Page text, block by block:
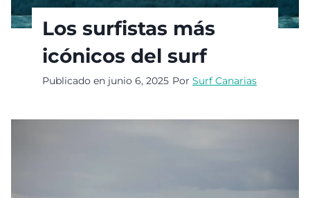
Los surfistas más
icónicos del surf
Publicado en junio 6, 2025 Por Surf Canarias